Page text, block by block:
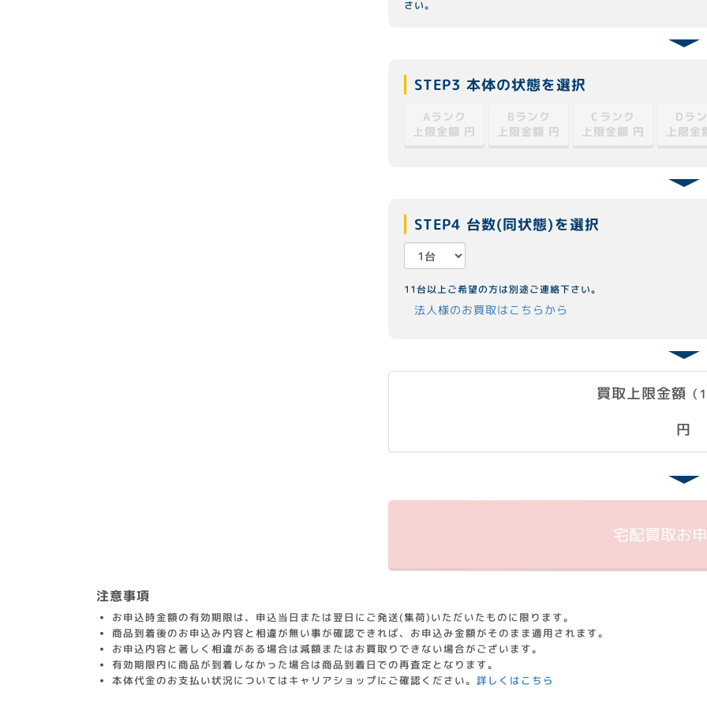
さい。
STEP3 本体の状態を選択
Aランク
上限金額 円
Bランク
上限金額 円
Cランク
上限金額 円
Dラ
上限金
STEP4 台数(同状態)を選択
11台以上ご希望の方は別途ご連絡下さい。
法人様のお買取はこちらから
買取上限金額 （
円
宅配買取お
注意事項
お申込時金額の有効期限は、申込当日または翌日にご発送(集荷)いただいたものに限ります。
商品到着後のお申込み内容と相違が無い事が確認できれば、お申込み金額がそのまま適用されます。
お申込内容と著しく相違がある場合は減額またはお買取りできない場合がございます。
有効期限内に商品が到着しなかった場合は商品到着日での再査定となります。
本体代金のお支払い状況についてはキャリアショップにご確認ください。詳しくはこちら